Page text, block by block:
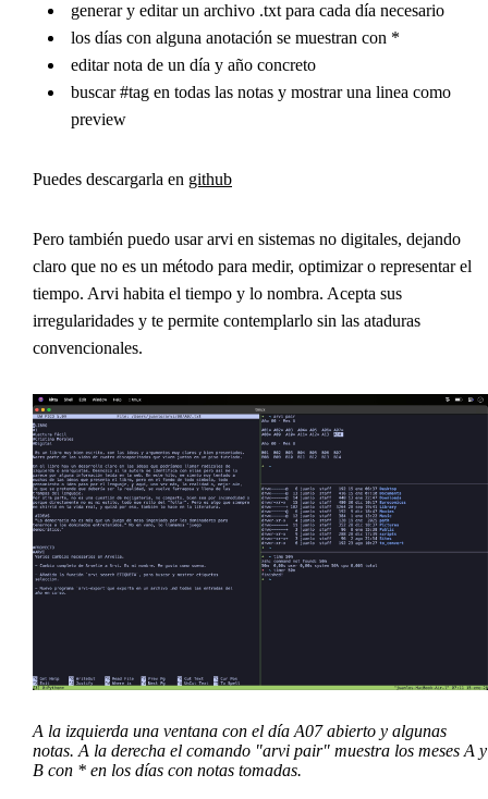
generar y editar un archivo .txt para cada día necesario
los días con alguna anotación se muestran con *
editar nota de un día y año concreto
buscar #tag en todas las notas y mostrar una linea como
preview
Puedes descargarla en github
Pero también puedo usar arvi en sistemas no digitales, dejando
claro que no es un método para medir, optimizar o representar el
tiempo. Arvi habita el tiempo y lo nombra. Acepta sus
irregularidades y te permite contemplarlo sin las ataduras
convencionales.
A la izquierda una ventana con el día A07 abierto y algunas
notas. A la derecha el comando "arvi pair" muestra los meses A y
B con * en los días con notas tomadas.